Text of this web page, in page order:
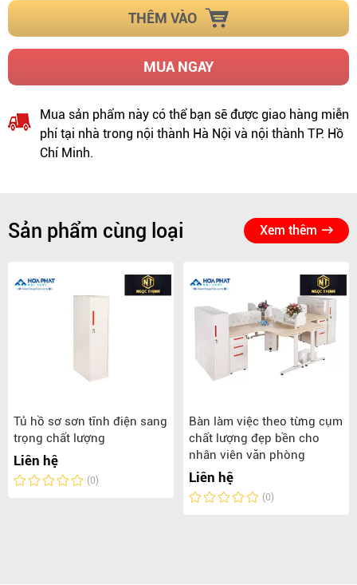
THÊM VÀO
MUA NGAY
Mua sản phẩm này có thể bạn sẽ được giao hàng miễn
phí tại nhà trong nội thành Hà Nội và nội thành TP. Hồ
Chí Minh.
Sản phẩm cùng loại Xem thêm
Tủ hồ sơ sơn tĩnh điện sang
trọng chất lượng
Liên hệ
(0)
Bàn làm việc theo từng cụm
chất lượng đẹp bền cho
nhân viên văn phòng
Liên hệ
(0)